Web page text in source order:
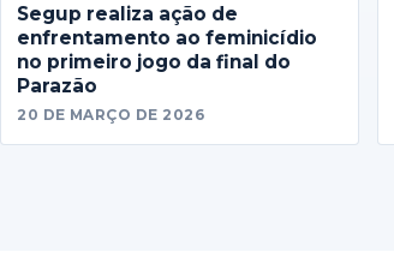
Segup realiza ação de
enfrentamento ao feminicídio
no primeiro jogo da final do
Parazão
20 DE MARÇO DE 2026